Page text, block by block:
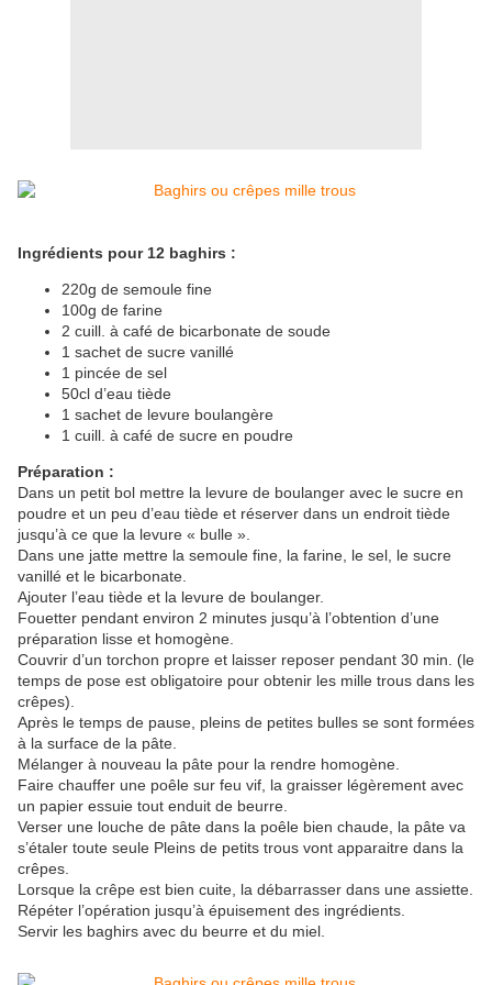
Ingrédients pour 12 baghirs :
220g de semoule fine
100g de farine
2 cuill. à café de bicarbonate de soude
1 sachet de sucre vanillé
1 pincée de sel
50cl d’eau tiède
1 sachet de levure boulangère
1 cuill. à café de sucre en poudre
Préparation :
Dans un petit bol mettre la levure de boulanger avec le sucre en
poudre et un peu d’eau tiède et réserver dans un endroit tiède
jusqu’à ce que la levure « bulle ».
Dans une jatte mettre la semoule fine, la farine, le sel, le sucre
vanillé et le bicarbonate.
Ajouter l’eau tiède et la levure de boulanger.
Fouetter pendant environ 2 minutes jusqu’à l’obtention d’une
préparation lisse et homogène.
Couvrir d’un torchon propre et laisser reposer pendant 30 min. (le
temps de pose est obligatoire pour obtenir les mille trous dans les
crêpes).
Après le temps de pause, pleins de petites bulles se sont formées
à la surface de la pâte.
Mélanger à nouveau la pâte pour la rendre homogène.
Faire chauffer une poêle sur feu vif, la graisser légèrement avec
un papier essuie tout enduit de beurre.
Verser une louche de pâte dans la poêle bien chaude, la pâte va
s’étaler toute seule Pleins de petits trous vont apparaitre dans la
crêpes.
Lorsque la crêpe est bien cuite, la débarrasser dans une assiette.
Répéter l’opération jusqu’à épuisement des ingrédients.
Servir les baghirs avec du beurre et du miel.